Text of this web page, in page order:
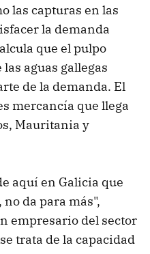
las capturas en las
la demanda
que el pulpo
aguas gallegas
de la demanda. El
mercancía que llega
Mauritania y
aquí en Galicia que
no da para más",
empresario del sector
trata de la capacidad